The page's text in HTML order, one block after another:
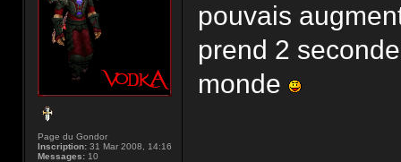
Page du Gondor
Inscription: 31 Mar 2008, 14:16
Messages: 10
pouvais
prend 2
monde